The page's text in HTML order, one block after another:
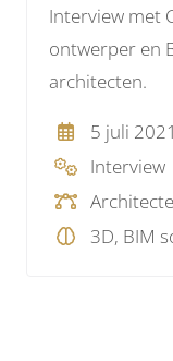
Interview met
ontwerper en
architecten.
5 juli 2021
Interview
3D, BIM